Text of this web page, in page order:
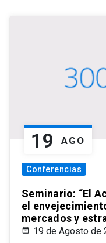
19 AGO
Conferencias
Seminario: “El
el
mercados y
19 de Agosto de